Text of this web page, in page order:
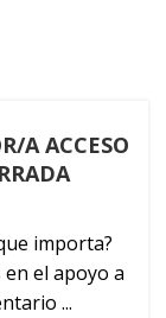
A ACCESO
importa?
el apoyo a
...